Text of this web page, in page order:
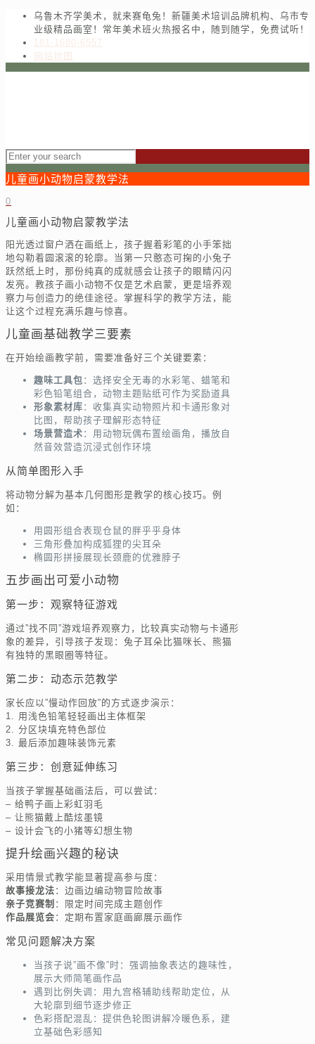
乌鲁木齐学美术，就来赛龟兔！新疆美术培训品牌机构、乌市专
业级精品画室！常年美术班火热报名中，随到随学，免费试听！
181-1680-6557
网站地图
儿童画小动物启蒙教学法
0
儿童画小动物启蒙教学法
阳光透过窗户洒在画纸上，孩子握着彩笔的小手笨拙
地勾勒着圆滚滚的轮廓。当第一只憨态可掬的小兔子
跃然纸上时，那份纯真的成就感会让孩子的眼睛闪闪
发亮。教孩子画小动物不仅是艺术启蒙，更是培养观
察力与创造力的绝佳途径。掌握科学的教学方法，能
让这个过程充满乐趣与惊喜。
儿童画基础教学三要素
在开始绘画教学前，需要准备好三个关键要素：
趣味工具包 ：选择安全无毒的水彩笔、蜡笔和
彩色铅笔组合，动物主题贴纸可作为奖励道具
形象素材库 ：收集真实动物照片和卡通形象对
比图，帮助孩子理解形态特征
场景营造术 ：用动物玩偶布置绘画角，播放自
然音效营造沉浸式创作环境
从简单图形入手
将动物分解为基本几何图形是教学的核心技巧。例
如：
用圆形组合表现仓鼠的胖乎乎身体
三角形叠加构成狐狸的尖耳朵
椭圆形拼接展现长颈鹿的优雅脖子
五步画出可爱小动物
第一步：观察特征游戏
通过”找不同”游戏培养观察力，比较真实动物与卡通形
象的差异，引导孩子发现：兔子耳朵比猫咪长、熊猫
有独特的黑眼圈等特征。
第二步：动态示范教学
家长应以”慢动作回放”的方式逐步演示：
1. 用浅色铅笔轻轻画出主体框架
2. 分区块填充特色部位
3. 最后添加趣味装饰元素
第三步：创意延伸练习
当孩子掌握基础画法后，可以尝试：
– 给鸭子画上彩虹羽毛
– 让熊猫戴上酷炫墨镜
– 设计会飞的小猪等幻想生物
提升绘画兴趣的秘诀
采用情景式教学能显著提高参与度：
故事接龙法 ：边画边编动物冒险故事
亲子竞赛制 ：限定时间完成主题创作
作品展览会 ：定期布置家庭画廊展示画作
常见问题解决方案
当孩子说”画不像”时：强调抽象表达的趣味性，
展示大师简笔画作品
遇到比例失调：用九宫格辅助线帮助定位，从
大轮廓到细节逐步修正
色彩搭配混乱：提供色轮图讲解冷暖色系，建
立基础色彩感知